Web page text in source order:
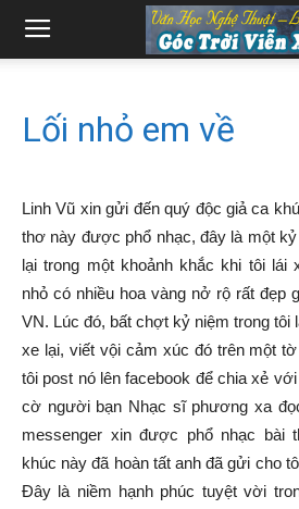
Lối nhỏ em về
Linh Vũ xin gửi đến quý độc giả ca
thơ này được phổ nhạc, đây là một
lại trong một khoảnh khắc khi tôi lái
nhỏ có nhiều hoa vàng nở rộ rất đẹp
VN. Lúc đó, bất chợt kỷ niệm trong tôi
xe lại, viết vội cảm xúc đó trên một
tôi post nó lên facebook để chia xẻ
cờ người bạn Nhạc sĩ phương xa
messenger xin được phổ nhạc
khúc này đã hoàn tất anh đã gửi cho
Đây là niềm hạnh phúc tuyệt vời